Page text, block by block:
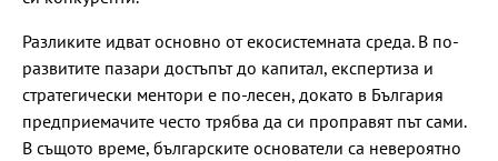
Разликите идват основно от екосистемната среда. В по-
развитите пазари достъпът до капитал, експертиза и
стратегически ментори е по-лесен, докато в България
предприемачите често трябва да си проправят път сами.
В същото време, българските основатели са невероятно